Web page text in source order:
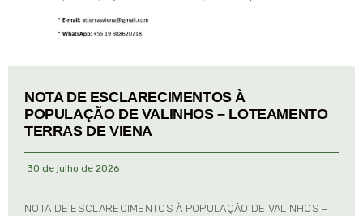
NOTA DE ESCLARECIMENTOS À
POPULAÇÃO DE VALINHOS – LOTEAMENTO
TERRAS DE VIENA
30 de julho de 2026
NOTA DE ESCLARECIMENTOS À POPULAÇÃO DE VALINHOS –